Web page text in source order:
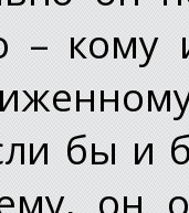
– кому
бы
он